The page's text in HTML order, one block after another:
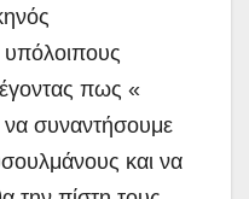
πως «
συναντήσουμε
και να